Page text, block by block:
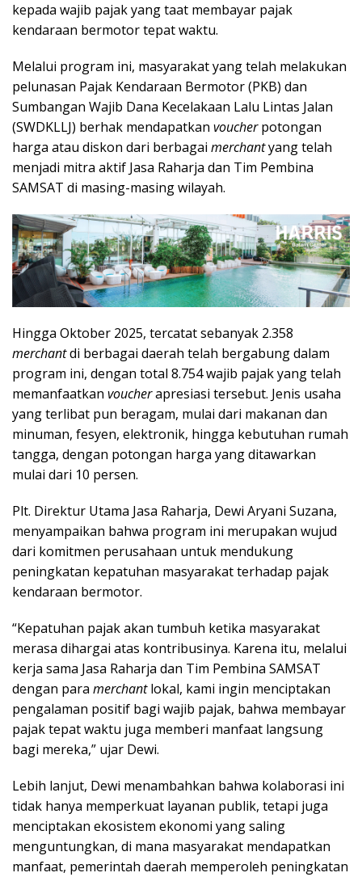
kepada wajib pajak yang taat membayar pajak
kendaraan bermotor tepat waktu.
Melalui program ini, masyarakat yang telah melakukan
pelunasan Pajak Kendaraan Bermotor (PKB) dan
Sumbangan Wajib Dana Kecelakaan Lalu Lintas Jalan
(SWDKLLJ) berhak mendapatkan voucherpotongan
harga atau diskon dari berbagai merchantyang telah
menjadi mitra aktif Jasa Raharja dan Tim Pembina
SAMSAT di masing-masing wilayah.
Hingga Oktober 2025, tercatat sebanyak 2.358
merchantdi berbagai daerah telah bergabung dalam
program ini, dengan total 8.754 wajib pajak yang telah
memanfaatkan voucherapresiasi tersebut. Jenis usaha
yang terlibat pun beragam, mulai dari makanan dan
minuman, fesyen, elektronik, hingga kebutuhan rumah
tangga, dengan potongan harga yang ditawarkan
mulai dari 10 persen.
Plt. Direktur Utama Jasa Raharja, Dewi Aryani Suzana,
menyampaikan bahwa program ini merupakan wujud
dari komitmen perusahaan untuk mendukung
peningkatan kepatuhan masyarakat terhadap pajak
kendaraan bermotor.
“Kepatuhan pajak akan tumbuh ketika masyarakat
merasa dihargai atas kontribusinya. Karena itu, melalui
kerja sama Jasa Raharja dan Tim Pembina SAMSAT
dengan para merchantlokal, kami ingin menciptakan
pengalaman positif bagi wajib pajak, bahwa membayar
pajak tepat waktu juga memberi manfaat langsung
bagi mereka,” ujar Dewi.
Lebih lanjut, Dewi menambahkan bahwa kolaborasi ini
tidak hanya memperkuat layanan publik, tetapi juga
menciptakan ekosistem ekonomi yang saling
menguntungkan, di mana masyarakat mendapatkan
manfaat, pemerintah daerah memperoleh peningkatan